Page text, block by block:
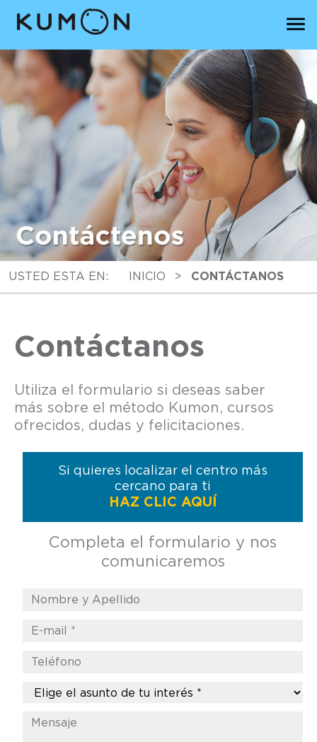
USTED ESTA EN: INICIO > CONTÁCTANOS
Contáctanos
Utiliza el formulario si deseas saber
más sobre el método Kumon, cursos
ofrecidos, dudas y felicitaciones.
Si quieres localizar el centro más
cercano para ti
HAZ CLIC AQUÍ
Completa el formulario y nos
comunicaremos